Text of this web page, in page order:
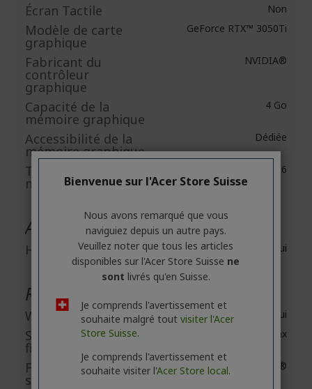
Écran Tactile Non
Modèle de carte
graphique
GeForce RTX™ 3050Ti
Fabricant du
contrôleur
graphique
NVIDIA®
Capacité de la
mémoire graphique
4 Go
Accessibilité de la
mémoire graphique
Dédiée
Technologie de la
mémoire graphique
GDDR6
Audio
Haut-parleurs Oui
Réseau et communication
Wireless LAN Oui
Standard LAN sans
fil
IEEE 802.11ax
Fabricant du LAN
sans fil
Intel®
Bienvenue sur l'Acer Store Suisse
Nous avons remarqué que vous
naviguiez depuis un autre pays.
Veuillez noter que tous les articles
disponibles sur l'Acer Store Suisse ne
sont livrés qu'en Suisse.
Je comprends l'avertissement et
souhaite malgré tout visiter l'Acer
Store Suisse.
Je comprends l'avertissement et
souhaite visiter l'Acer Store local.